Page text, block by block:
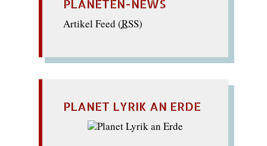
PLANETEN-NEWS
Artikel Feed (RSS)
PLANET LYRIK AN ERDE